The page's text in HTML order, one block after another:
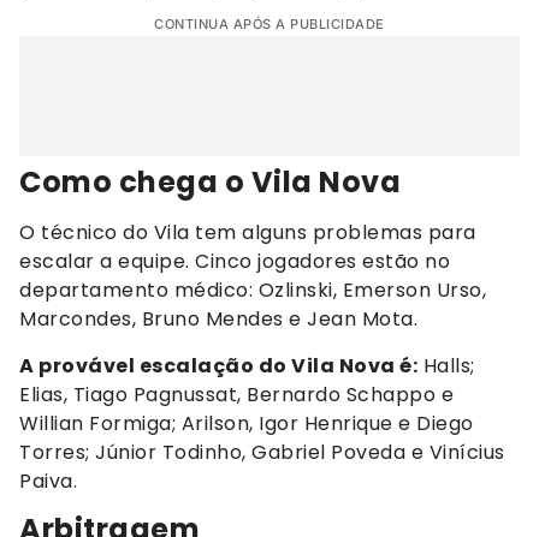
CONTINUA APÓS A PUBLICIDADE
Como chega o Vila Nova
O técnico do Vila tem alguns problemas para
escalar a equipe. Cinco jogadores estão no
departamento médico: Ozlinski, Emerson Urso,
Marcondes, Bruno Mendes e Jean Mota.
A provável escalação do Vila Nova é: Halls;
Elias, Tiago Pagnussat, Bernardo Schappo e
Willian Formiga; Arilson, Igor Henrique e Diego
Torres; Júnior Todinho, Gabriel Poveda e Vinícius
Paiva.